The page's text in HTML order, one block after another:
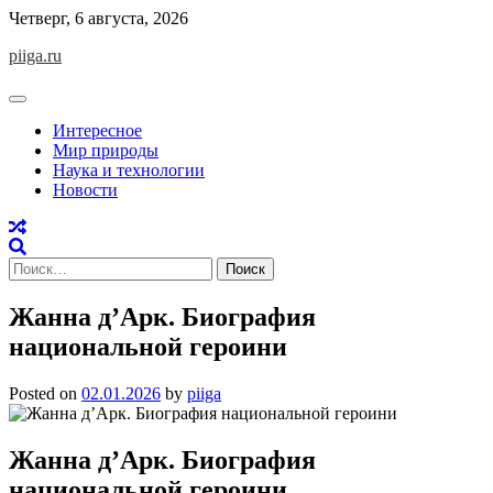
Skip
content
Четверг, 6 августа, 2026
piiga.ru
Интересное
Мир природы
Наука и технологии
Новости
Найти:
Жанна д’Арк. Биография
национальной героини
Posted on 02.01.2026 by piiga
Жанна д’Арк. Биография